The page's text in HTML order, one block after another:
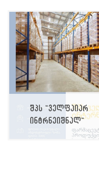
შპს "ველფაიარ
ინტრნეიშნალ"